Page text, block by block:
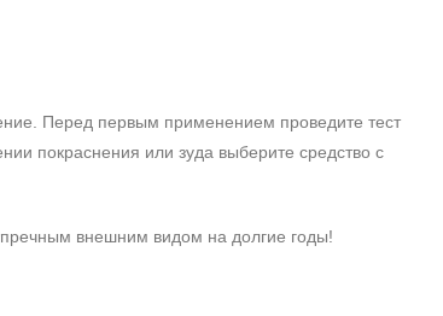
Перед первым применением проведите тест
покраснения или зуда выберите средство с
внешним видом на долгие годы!